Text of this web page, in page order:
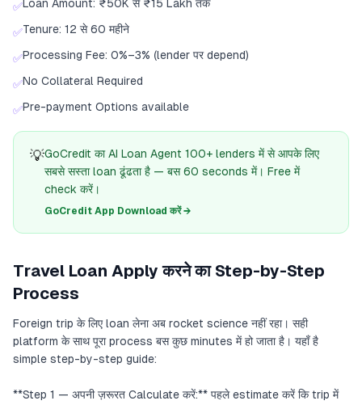
✅Loan Amount: ₹50K से ₹15 Lakh तक
✅Tenure: 12 से 60 महीने
✅Processing Fee: 0%–3% (lender पर depend)
✅No Collateral Required
✅Pre-payment Options available
💡GoCredit का AI Loan Agent 100+ lenders में से आपके लिए
सबसे सस्ता loan ढूंढता है — बस 60 seconds में। Free में
check करें।
GoCredit App Download करें →
Travel Loan Apply करने का Step-by-Step
Process
Foreign trip के लिए loan लेना अब rocket science नहीं रहा। सही
platform के साथ पूरा process बस कुछ minutes में हो जाता है। यहाँ है
simple step-by-step guide:
**Step 1 — अपनी ज़रूरत Calculate करें:** पहले estimate करें कि trip में